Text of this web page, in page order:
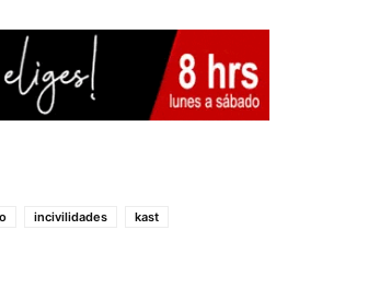
incivilidades
kast